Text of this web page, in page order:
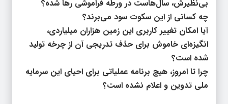
بی‌نظیرش، سال‌هاست در ورطه فراموشی رها شده؟
چه کسانی از این سکوت سود می‌برند؟
آیا امکان تغییر کاربری این زمین هزاران میلیاردی،
انگیزه‌ای خاموش برای حذف تدریجی آن از چرخه تولید
شده است؟
چرا تا امروز، هیچ برنامه عملیاتی برای احیای این سرمایه
ملی تدوین و اعلام نشده است؟